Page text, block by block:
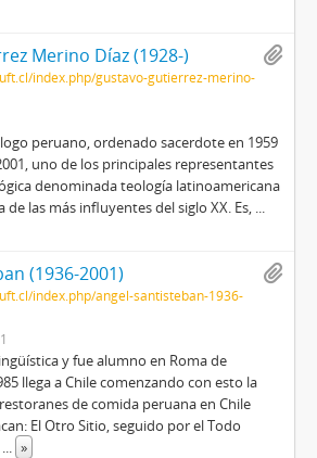
Merino Díaz (1928-)
index.php/gustavo-gutierrez-merino-
peruano, ordenado sacerdote en 1959
uno de los principales representantes
denominada teología latinoamericana
de las más influyentes del siglo XX. Es, ...
(1936-2001)
index.php/angel-santisteban-1936-
y fue alumno en Roma de
llega a Chile comenzando con esto la
de comida peruana en Chile
El Otro Sitio, seguido por el Todo
... »